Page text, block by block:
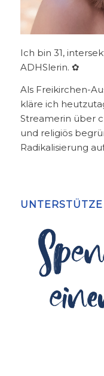
Ich bin 31,
ADHSlerin. ✿
Als Freikirchen-
kläre ich
Streamerin über
und religiös
Radikalisierung